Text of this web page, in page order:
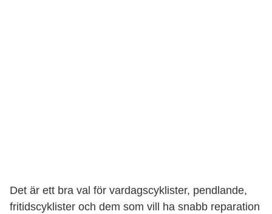
Det är ett bra val för vardagscyklister, pendlande,
fritidscyklister och dem som vill ha snabb reparation